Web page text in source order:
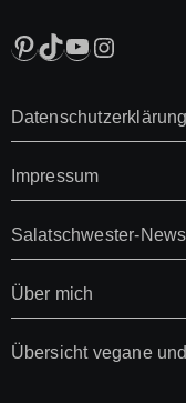
Pinterest
TikTok
YouTube
Datenschutzerklärung
Impressum
Salatschwester-
Über mich
Übersicht vegane